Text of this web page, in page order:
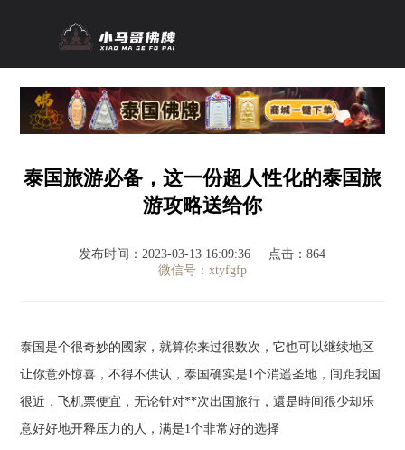
泰国旅游必备，这一份超人性化的泰国旅
游攻略送给你
发布时间：2023-03-13 16:09:36
点击：864
微信号：xtyfgfp
泰国是个很奇妙的國家，就算你来过很数次，它也可以继续地区
让你意外惊喜，不得不供认，泰国确实是1个消遥圣地，间距我国
很近，飞机票便宜，无论针对**次出国旅行，還是時间很少却乐
意好好地开释压力的人，满是1个非常好的选择